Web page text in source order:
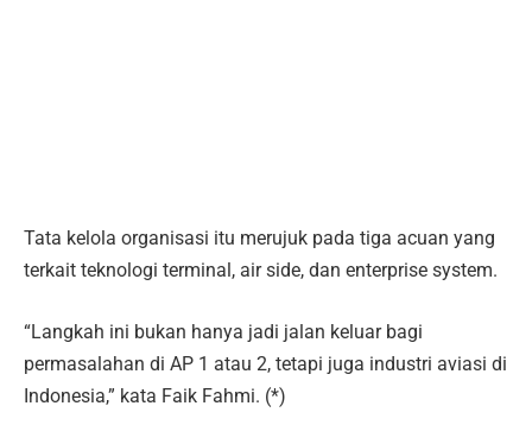
Tata kelola organisasi itu merujuk pada tiga acuan yang
terkait teknologi terminal, air side, dan enterprise system.
“Langkah ini bukan hanya jadi jalan keluar bagi
permasalahan di AP 1 atau 2, tetapi juga industri aviasi di
Indonesia,” kata Faik Fahmi. (*)